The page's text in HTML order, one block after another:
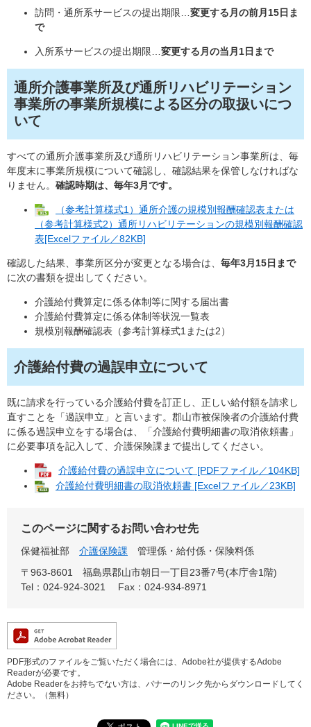
訪問・通所系サービスの提出期限… 変更する月の前月15日ま
で
入所系サービスの提出期限… 変更する月の当月1日まで
通所介護事業所及び通所リハビリテーション
事業所の事業所規模による区分の取扱いにつ
いて
すべての通所介護事業所及び通所リハビリテーション事業所は、毎
年度末に事業所規模について確認し、確認結果を保管しなければな
りません。 確認時期は、毎年3月です。
（参考計算様式1）通所介護の規模別報酬確認表または
（参考計算様式2）通所リハビリテーションの規模別報酬確認
表[Excelファイル／82KB]
確認した結果、事業所区分が変更となる場合は、 毎年3月15日まで
に次の書類を提出してください。
介護給付費算定に係る体制等に関する届出書
介護給付費算定に係る体制等状況一覧表
規模別報酬確認表（参考計算様式1または2）
介護給付費の過誤申立について
既に請求を行っている介護給付費を訂正し、正しい給付額を請求し
直すことを「過誤申立」と言います。郡山市被保険者の介護給付費
に係る過誤申立をする場合は、「介護給付費明細書の取消依頼書」
に必要事項を記入して、介護保険課まで提出してください。
介護給付費の過誤申立について [PDFファイル／104KB]
介護給付費明細書の取消依頼書 [Excelファイル／23KB]
このページに関するお問い合わせ先
保健福祉部 介護保険課
管理係・給付係・保険料係
〒963-8601
福島県郡山市朝日一丁目23番7号(本庁舎1階)
Tel：024-924-3021
Fax：024-934-8971
PDF形式のファイルをご覧いただく場合には、Adobe社が提供するAdobe
Readerが必要です。
Adobe Readerをお持ちでない方は、バナーのリンク先からダウンロードしてく
ださい。（無料）